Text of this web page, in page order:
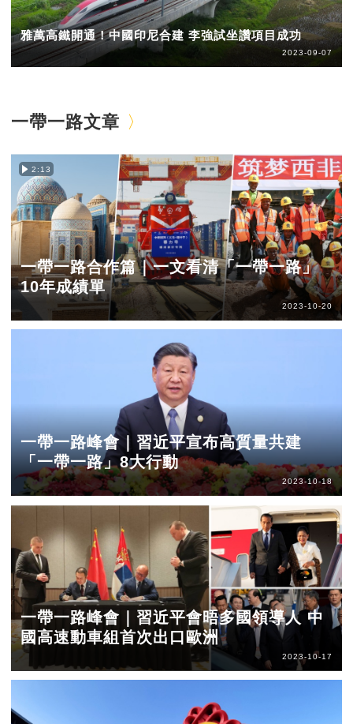
雅萬高鐵開通！中國印尼合建 李強試坐讚項目成功
2023-09-07
一帶一路文章
2:13
一帶一路合作篇｜一文看清「一帶一路」
10年成績單
2023-10-20
一帶一路峰會｜習近平宣布高質量共建
「一帶一路」8大行動
2023-10-18
一帶一路峰會｜習近平會晤多國領導人 中
國高速動車組首次出口歐洲
2023-10-17